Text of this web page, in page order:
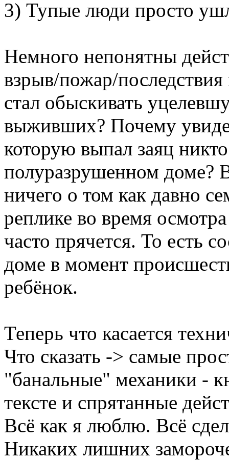
3) Тупые люди просто
Немного непонятны
взрыв/пожар/
стал обыскивать
выживших? Почему
которую выпал заяц
полуразрушенном доме?
ничего о том как давно
реплике во время
часто прячется. То есть
доме в момент
ребёнок.
Теперь что касается
Что сказать -> самые
"банальные" механики -
тексте и спрятанные
Всё как я люблю. Всё
Никаких лишних